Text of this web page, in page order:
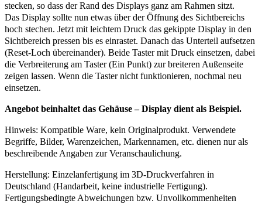
stecken, so dass der Rand des Displays ganz am Rahmen sitzt.
Das Display sollte nun etwas über der Öffnung des Sichtbereichs
hoch stechen. Jetzt mit leichtem Druck das gekippte Display in den
Sichtbereich pressen bis es einrastet. Danach das Unterteil aufsetzen
(Reset-Loch übereinander). Beide Taster mit Druck einsetzen, dabei
die Verbreiterung am Taster (Ein Punkt) zur breiteren Außenseite
zeigen lassen. Wenn die Taster nicht funktionieren, nochmal neu
einsetzen.
Angebot beinhaltet das Gehäuse – Display dient als Beispiel.
Hinweis: Kompatible Ware, kein Originalprodukt. Verwendete
Begriffe, Bilder, Warenzeichen, Markennamen, etc. dienen nur als
beschreibende Angaben zur Veranschaulichung.
Herstellung: Einzelanfertigung im 3D-Druckverfahren in
Deutschland (Handarbeit, keine industrielle Fertigung).
Fertigungsbedingte Abweichungen bzw. Unvollkommenheiten